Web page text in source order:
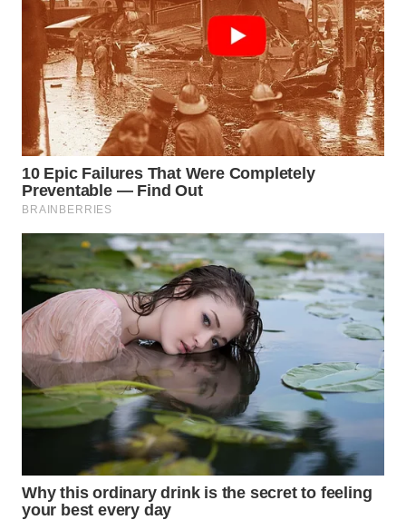
WN
SEMARANG
WN
SOLO
WN
BOROBUDUR
MADURA
WN
SURABAYA
WN
NATUNA
WN
WN
MANDALIKA